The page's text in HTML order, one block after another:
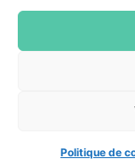
Politique de